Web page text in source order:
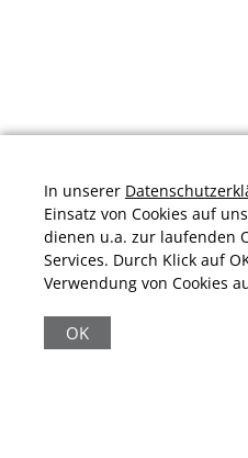
|
Bewertungsgrundlage des
In unserer
Einsatz von Cookies auf
dienen u.a. zur laufenden
Services. Durch Klick auf
Verwendung von Cookies
OK